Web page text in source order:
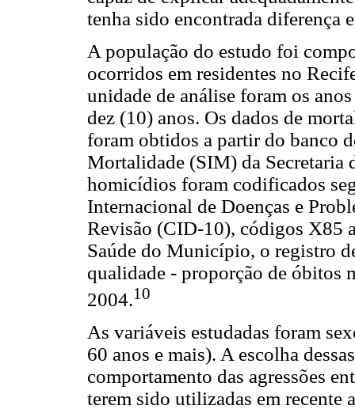
tenha sido encontrada diferença
A população do estudo foi
ocorridos em residentes no
unidade de análise foram os
dez (10) anos. Os dados de
foram obtidos a partir do banco
Mortalidade (SIM) da Secretaria
homicídios foram codificados
Internacional de Doenças e
Revisão (CID-10), códigos X85
Saúde do Município, o registro
qualidade - proporção de óbitos
2004.10
As variáveis estudadas foram
60 anos e mais). A escolha
comportamento das agressões
terem sido utilizadas em recente